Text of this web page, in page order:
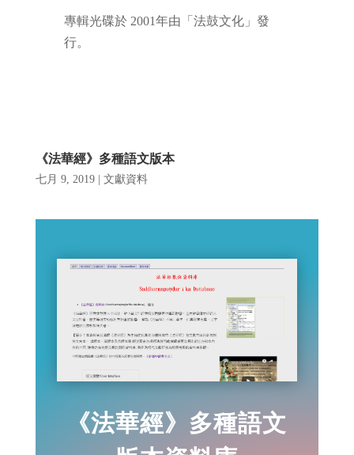
專輯光碟於 2001年由「法鼓文化」發
行。
《法華經》多種語文版本
七月 9, 2019| 文獻資料
《法華經》多種語文